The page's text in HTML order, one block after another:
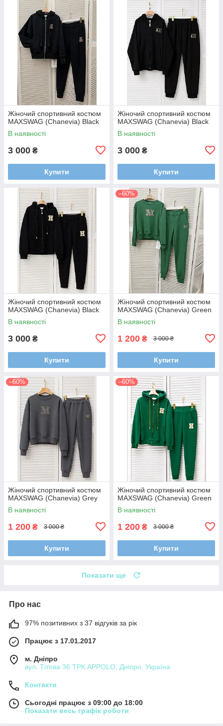
Жіночий спортивний костюм
MAXSWAG (Chanevia) Black
В наявності
3 000 ₴
Купити
Жіночий спортивний костюм
MAXSWAG (Chanevia) Black
В наявності
3 000 ₴
Купити
Жіночий спортивний костюм
MAXSWAG (Chanevia) Black
В наявності
3 000 ₴
Купити
–60%
Жіночий спортивний костюм
MAXSWAG (Chanevia) Green
В наявності
1 200 ₴ 3 000 ₴
Купити
–60%
Жіночий спортивний костюм
MAXSWAG (Chanevia) Grey
В наявності
1 200 ₴ 3 000 ₴
Купити
–60%
Жіночий спортивний костюм
MAXSWAG (Chanevia) Green
В наявності
1 200 ₴ 3 000 ₴
Купити
Показати ще
Про нас
97% позитивних з 37 відгуків за рік
Працює з 17.01.2017
м. Дніпро
вул. Тітова 36 ТРК APPOLO, Дніпро, Україна
Контакти
Сьогодні працює з 09:00 до 18:00
Показати весь графік роботи